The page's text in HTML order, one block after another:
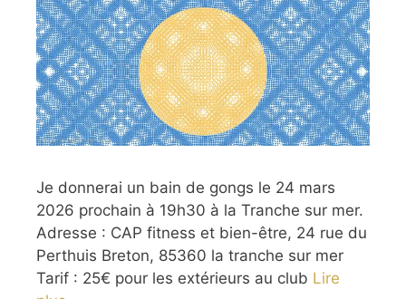
Je donnerai un bain de gongs le 24 mars
2026 prochain à 19h30 à la Tranche sur mer.
Adresse : CAP fitness et bien-être, 24 rue du
Perthuis Breton, 85360 la tranche sur mer
Tarif : 25€ pour les extérieurs au club Lire